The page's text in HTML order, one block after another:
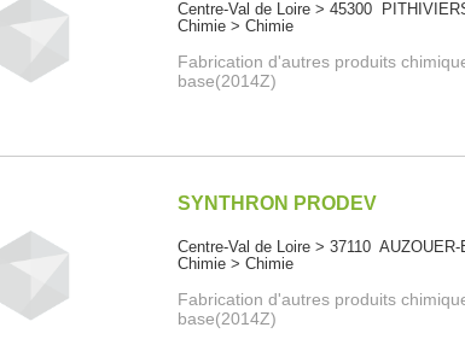
Centre-Val de Loire > 45300
Chimie > Chimie
Fabrication d'autres produits
base(2014Z)
SYNTHRON PRODEV
Centre-Val de Loire > 37110 AUZOUER-
Chimie > Chimie
Fabrication d'autres produits
base(2014Z)